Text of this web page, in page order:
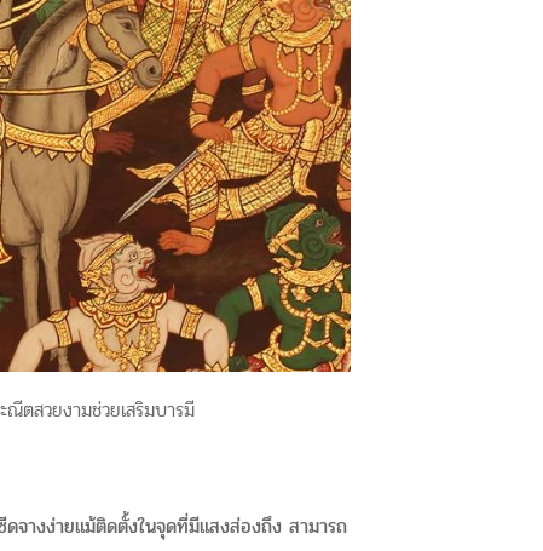
ตสวยงามช่วยเสริมบารมี
างง่ายแม้ติดตั้งในจุดที่มีแสงส่องถึง สามารถ